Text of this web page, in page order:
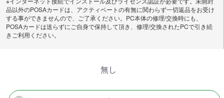
品以外のPOSAカードは、アクティベートの有無に関わらず一切返品をお受け
する事ができませんので、ご了承ください。PC本体の修理/交換時にも、
POSAカードは送らずにご自身で保持して頂き、修理/交換されたPCで引き続
きご利用ください。
無し